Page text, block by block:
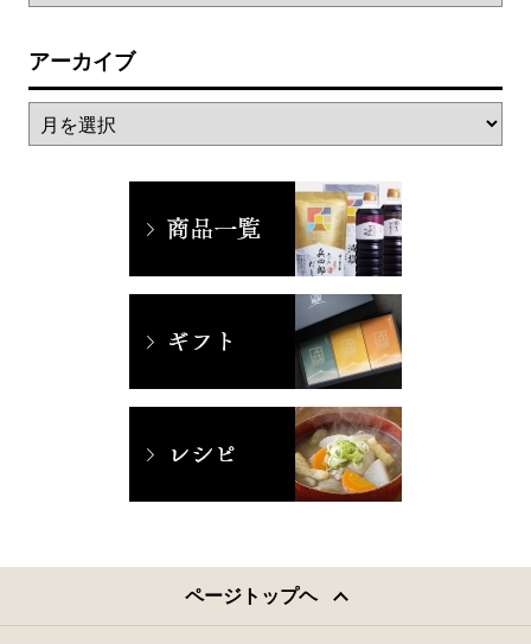
アーカイブ
ページトップヘ